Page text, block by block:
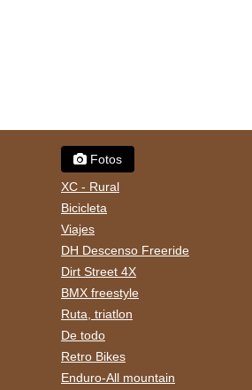
Fotos
XC - Rural
Bicicleta
Viajes
DH Descenso Freeride
Dirt Street 4X
BMX freestyle
Ruta, triatlon
De todo
Retro Bikes
Enduro-All mountain